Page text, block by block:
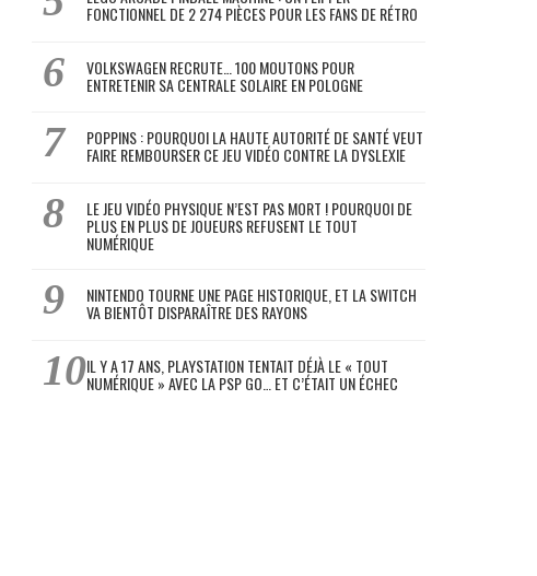
FONCTIONNEL DE 2 274 PIÈCES POUR LES FANS DE RÉTRO
VOLKSWAGEN RECRUTE… 100 MOUTONS POUR
ENTRETENIR SA CENTRALE SOLAIRE EN POLOGNE
POPPINS : POURQUOI LA HAUTE AUTORITÉ DE SANTÉ VEUT
FAIRE REMBOURSER CE JEU VIDÉO CONTRE LA DYSLEXIE
LE JEU VIDÉO PHYSIQUE N’EST PAS MORT ! POURQUOI DE
PLUS EN PLUS DE JOUEURS REFUSENT LE TOUT
NUMÉRIQUE
NINTENDO TOURNE UNE PAGE HISTORIQUE, ET LA SWITCH
VA BIENTÔT DISPARAÎTRE DES RAYONS
IL Y A 17 ANS, PLAYSTATION TENTAIT DÉJÀ LE « TOUT
NUMÉRIQUE » AVEC LA PSP GO… ET C’ÉTAIT UN ÉCHEC